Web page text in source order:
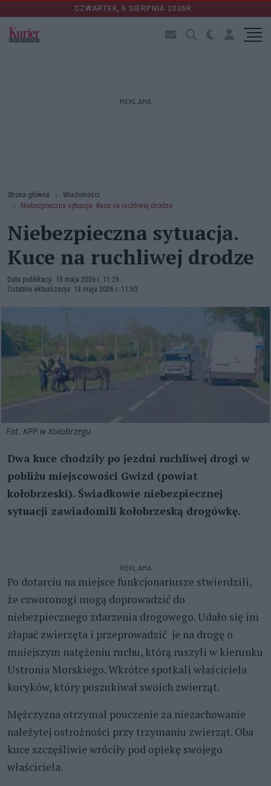
CZWARTEK, 6 SIERPNIA 2026R.
REKLAMA
Strona główna
Wiadomości
Niebezpieczna sytuacja. Kuce na ruchliwej drodze
Niebezpieczna sytuacja.
Kuce na ruchliwej drodze
Data publikacji: 18 maja 2026 r. 11:29
Ostatnia aktualizacja: 18 maja 2026 r. 11:50
Fot. KPP w Kołobrzegu
Dwa kuce chodziły po jezdni ruchliwej drogi w
pobliżu miejscowości Gwizd (powiat
kołobrzeski). Świadkowie niebezpiecznej
sytuacji zawiadomili kołobrzeską drogówkę.
REKLAMA
Po dotarciu na miejsce funkcjonariusze stwierdzili,
że czworonogi mogą doprowadzić do
niebezpiecznego zdarzenia drogowego. Udało się im
złapać zwierzęta i przeprowadzić je na drogę o
mniejszym natężeniu ruchu, którą ruszyli w kierunku
Ustronia Morskiego. Wkrótce spotkali właściciela
kucyków, który poszukiwał swoich zwierząt.
Mężczyzna otrzymał pouczenie za niezachowanie
należytej ostrożności przy trzymaniu zwierząt. Oba
kuce szczęśliwie wróciły pod opiekę swojego
właściciela.